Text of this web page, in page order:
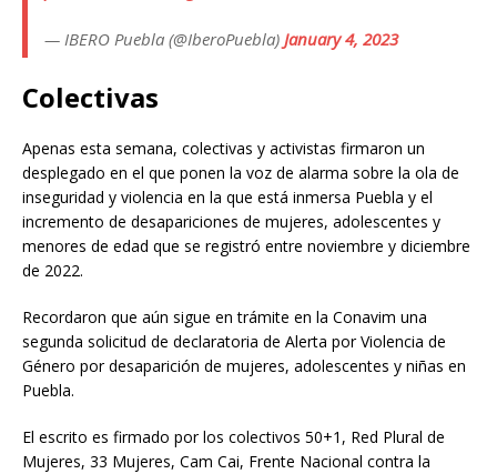
— IBERO Puebla (@IberoPuebla) January 4, 2023
Colectivas
Apenas esta semana, colectivas y activistas firmaron un
desplegado en el que ponen la voz de alarma sobre la ola de
inseguridad y violencia en la que está inmersa Puebla y el
incremento de desapariciones de mujeres, adolescentes y
menores de edad que se registró entre noviembre y diciembre
de 2022.
Recordaron que aún sigue en trámite en la Conavim una
segunda solicitud de declaratoria de Alerta por Violencia de
Género por desaparición de mujeres, adolescentes y niñas en
Puebla.
El escrito es firmado por los colectivos 50+1, Red Plural de
Mujeres, 33 Mujeres, Cam Cai, Frente Nacional contra la